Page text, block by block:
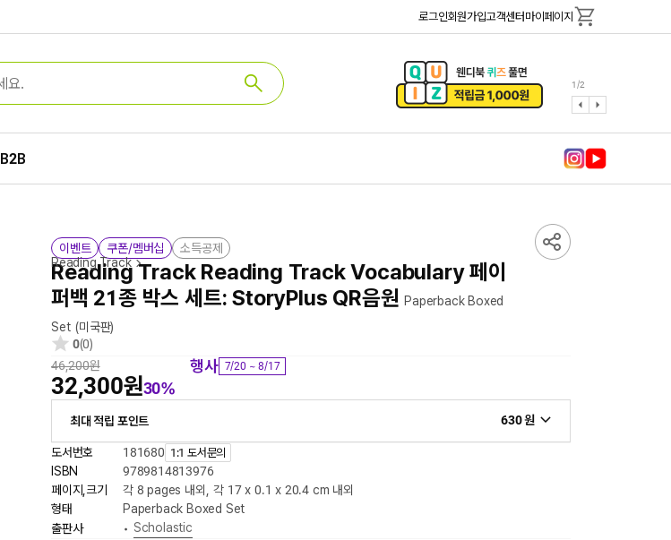
로그인회원가입고객센터 마이페이지
1/2
B2B
이벤트 쿠폰/멤버십
소득공제
Reading Track
Reading Track Reading Track Vocabulary 페이
퍼백 21종 박스 세트: StoryPlus QR음원Paperback Boxed
Set (미국판)
0(0)
46,200원
32,300원30%
행사 7/20 ~ 8/17
최대 적립 포인트 630 원
도서번호 181680 1:1 도서문의
ISBN
9789814813976
페이지,크기
각 8 pages 내외
각 17 x 0.1 x 20.4 cm 내외
형태
Paperback Boxed Set
출판사
• Scholastic